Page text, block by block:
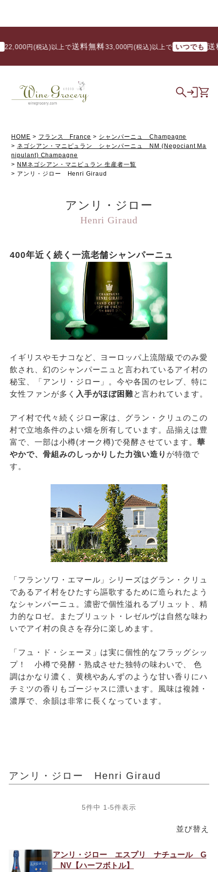
円(税込)以上で 送料無料/ 33,000円(税込)以上で いつでも 送料
HOME フランス France
シャンパーニュ Champagne
ネゴシアン・マニピュラン シャンパーニュ NM (Negociant Ma
nipulant) Champagne
NMネゴシアン・マニピュラン 生産者一覧
アンリ・ジロー Henri Giraud
アンリ・ジロー
Henri Giraud
400年近く続く一流老舗シャンパーニュ
イギリスやモナコなど、ヨーロッパ上流階級でのみ愛
飲され、幻のシャンパーニュと言われているアイ村の
秘宝、「アンリ・ジロー」。今や各国のセレブ、特に
女性ファンが多く 入手がほぼ困難と言われています。
アイ村で代々続くジロー家は、グラン・クリュのこの
村で立地条件のよい畑を所有しています。品揃えは豊
富で、一部は小樽(オーク樽)で発酵させています。 華
やかで、骨組みのしっかりした力強い造り が特徴で
す。
「フランソワ・エマール」シリーズはグラン・クリュ
であるアイ村をひたすら謳歌するために造られたよう
なシャンパーニュ。濃密で個性溢れるブリュット、精
力的なロゼ。またブリュット・レゼルヴは自然な味わ
いでアイ村の良さを存分に楽しめます。
「フュ・ド・シェーヌ」は実に個性的なフラッグシッ
プ！ 小樽で発酵・熟成させた独特の味わいで、 色
調はかなり濃く、黄桃やあんずのような甘い香りにハ
チミツの香りもゴージャスに漂います。風味は複雑・
濃厚で、余韻は非常に長くなっています。
アンリ・ジロー Henri Giraud
並び替え
5件中 1 -5件表示
アンリ・ジロー エスプリ ナチュール G
NV【ハーフボトル】